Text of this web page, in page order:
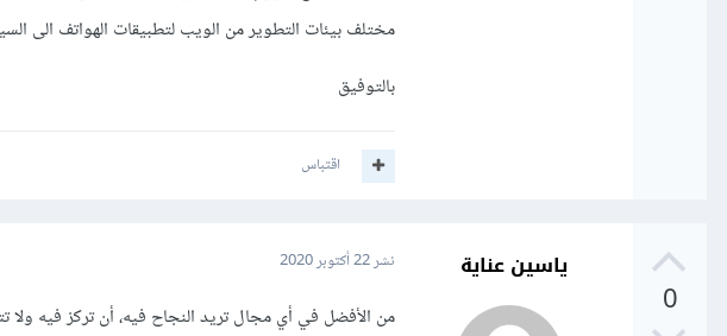
مختلف بيئات التطوير من الويب لتطبيقات الهواتف الى
بالتوفيق
اقتباس
0
ياسين عناية نشر22 أكتوبر 2020
من الأفضل في أي مجال تريد النجاح فيه، أن تركز فيه ولا